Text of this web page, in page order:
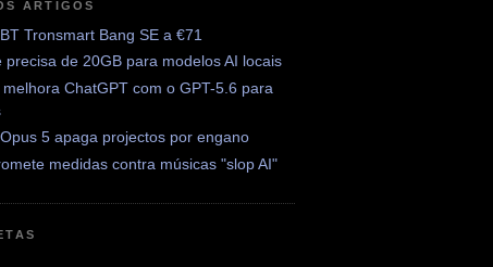
ARTIGOS
Tronsmart Bang SE a €71
precisa de 20GB para modelos AI locais
ChatGPT com o GPT-5.6 para
5 apaga projectos por engano
medidas contra músicas "slop AI"